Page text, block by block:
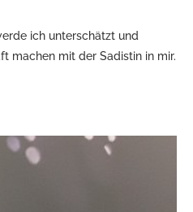
ich unterschätzt und
machen mit der Sadistin in mir.